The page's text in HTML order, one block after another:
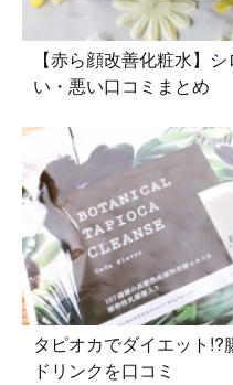
【赤ら顔改善化粧水】
い・悪い口コミまとめ
タピオカでダイエット
ドリンクを口コミ